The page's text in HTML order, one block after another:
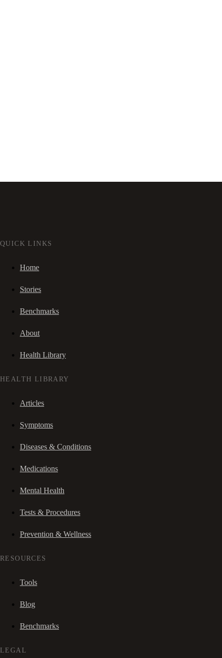
QUICK LINKS
Home
Stories
Benchmarks
About
Health Library
HEALTH LIBRARY
Articles
Symptoms
Diseases & Conditions
Medications
Mental Health
Tests & Procedures
Prevention & Wellness
RESOURCES
Tools
Blog
Benchmarks
LEGAL